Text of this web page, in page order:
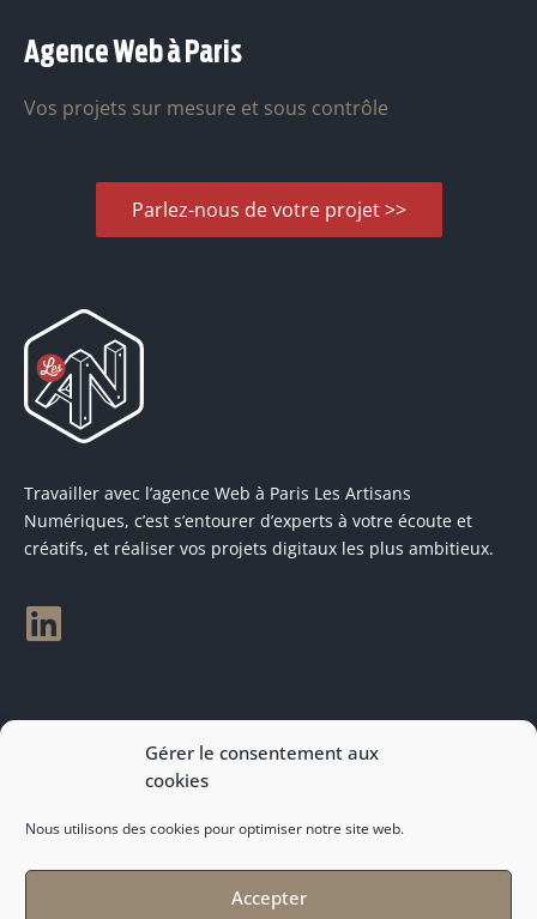
Gérer le consentement aux
cookies
Nous utilisons des cookies pour optimiser notre site web.
Accepter
Agence Web à Paris
Vos projets sur mesure et sous contrôle
Parlez-nous de votre projet >>
Travailler avec l’agence Web à Paris Les Artisans
Numériques, c’est s’entourer d’experts à votre écoute et
créatifs, et réaliser vos projets digitaux les plus ambitieux.
contact@artnum.com